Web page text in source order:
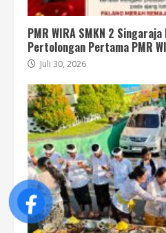
PMR WIRA SMKN 2
Pertolongan Pertama PMR
Juli 30, 2026